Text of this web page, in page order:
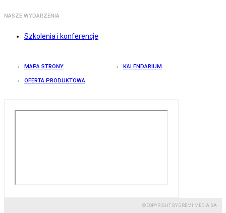
NASZE WYDARZENIA
Szkolenia i konferencje
MAPA STRONY KALENDARIUM
OFERTA PRODUKTOWA
© COPYRIGHT BY GREMI MEDIA SA